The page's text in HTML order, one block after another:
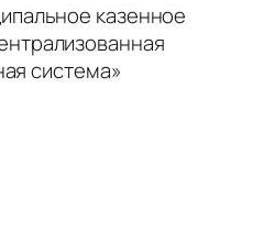
казенное
система»